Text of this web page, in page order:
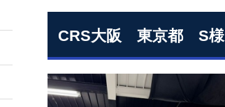
CRS大阪 東京都 S様